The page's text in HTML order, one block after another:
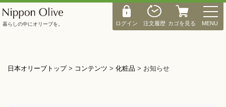
ログイン 注文履歴 カゴを見る
M
E
N
MENU
暮らしの中にオリーブを。
日本オリーブトップ> コンテンツ > 化粧品 > お知らせ